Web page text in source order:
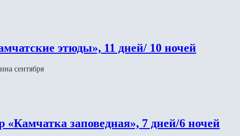
этюды», 11 дней/ 10 ночей
сентября
заповедная», 7 дней/6 ночей